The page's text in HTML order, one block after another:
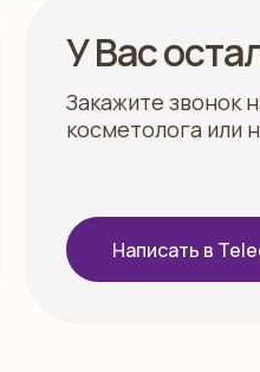
У Вас
Закажите звонок
косметолога или
Написать в